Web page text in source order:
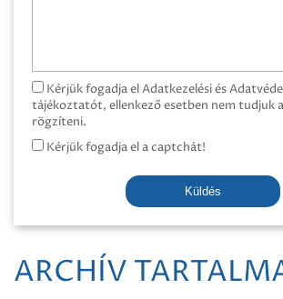
Kérjük fogadja el Adatkezelési és
tájékoztatót, ellenkező esetben nem tudjuk
rögzíteni.
Kérjük fogadja el a captchát!
Küldés
ARCHÍV